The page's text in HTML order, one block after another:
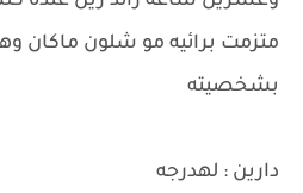
متزمت برائيه مو شلون ماكان
بشخصيته
دارين : لهدرجه